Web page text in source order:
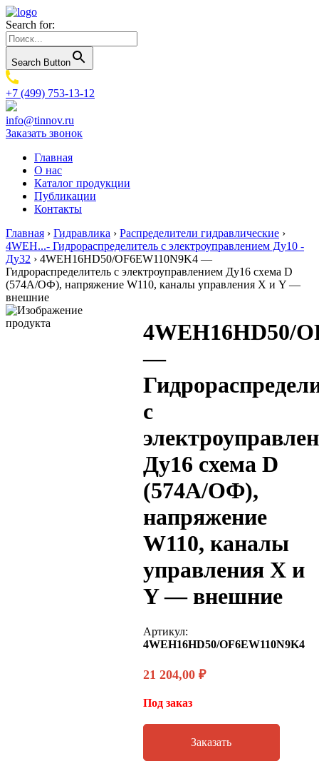
Search for:
Search Button
+7 (499) 753-13-12
info@tinnov.ru
Заказать звонок
Главная
О нас
Каталог продукции
Публикации
Контакты
Главная › Гидравлика › Распределители гидравлические ›
4WEH...- Гидрораспределитель с электроуправлением Ду10 -
Ду32 › 4WEH16HD50/OF6EW110N9K4 —
Гидрораспределитель с электроуправлением Ду16 схема D
(574А/ОФ), напряжение W110, каналы управления X и Y —
внешние
4WEH16HD50/
—
с
Ду16 схема D
(574А/ОФ),
напряжение
W110, каналы
управления X и
Y — внешние
Артикул:
4WEH16HD50/OF6EW110N9K4
21 204,00 ₽
Под заказ
Заказать